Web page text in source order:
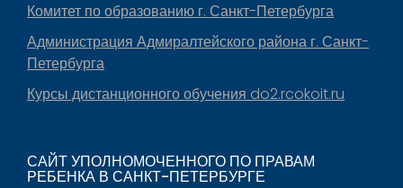
Комитет по образованию г. Санкт-Петербурга
Администрация Адмиралтейского района г. Санкт-
Петербурга
Курсы дистанционного обучения do2.rcokoit.ru
САЙТ УПОЛНОМОЧЕННОГО ПО ПРАВАМ
РЕБЕНКА В САНКТ-ПЕТЕРБУРГЕ